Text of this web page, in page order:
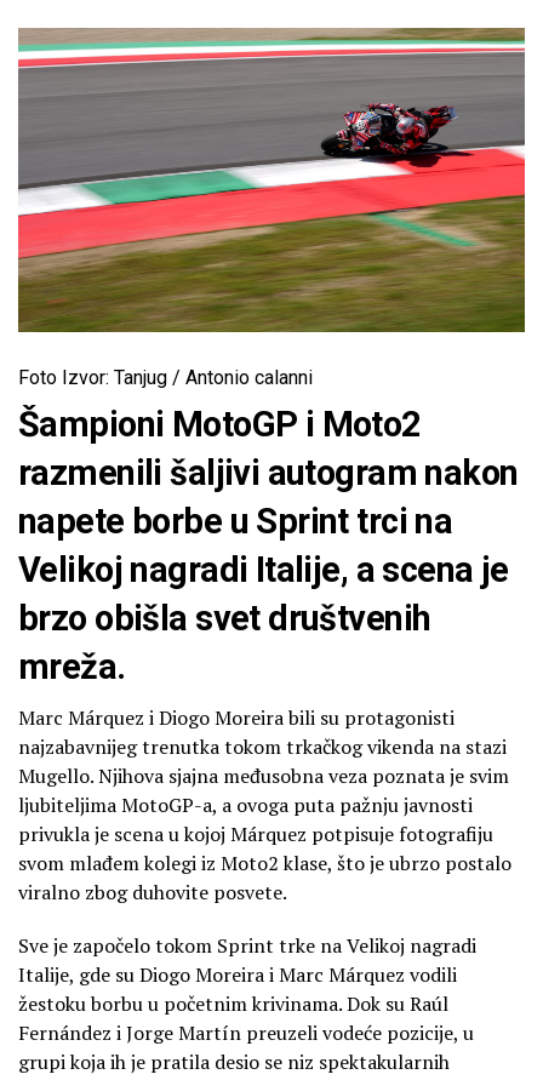
Foto Izvor: Tanjug / Antonio calanni
Šampioni MotoGP i Moto2
razmenili šaljivi autogram nakon
napete borbe u Sprint trci na
Velikoj nagradi Italije, a scena je
brzo obišla svet društvenih
mreža.
Marc Márquez i Diogo Moreira bili su protagonisti
najzabavnijeg trenutka tokom trkačkog vikenda na stazi
Mugello. Njihova sjajna međusobna veza poznata je svim
ljubiteljima MotoGP-a, a ovoga puta pažnju javnosti
privukla je scena u kojoj Márquez potpisuje fotografiju
svom mlađem kolegi iz Moto2 klase, što je ubrzo postalo
viralno zbog duhovite posvete.
Sve je započelo tokom Sprint trke na Velikoj nagradi
Italije, gde su Diogo Moreira i Marc Márquez vodili
žestoku borbu u početnim krivinama. Dok su Raúl
Fernández i Jorge Martín preuzeli vodeće pozicije, u
grupi koja ih je pratila desio se niz spektakularnih